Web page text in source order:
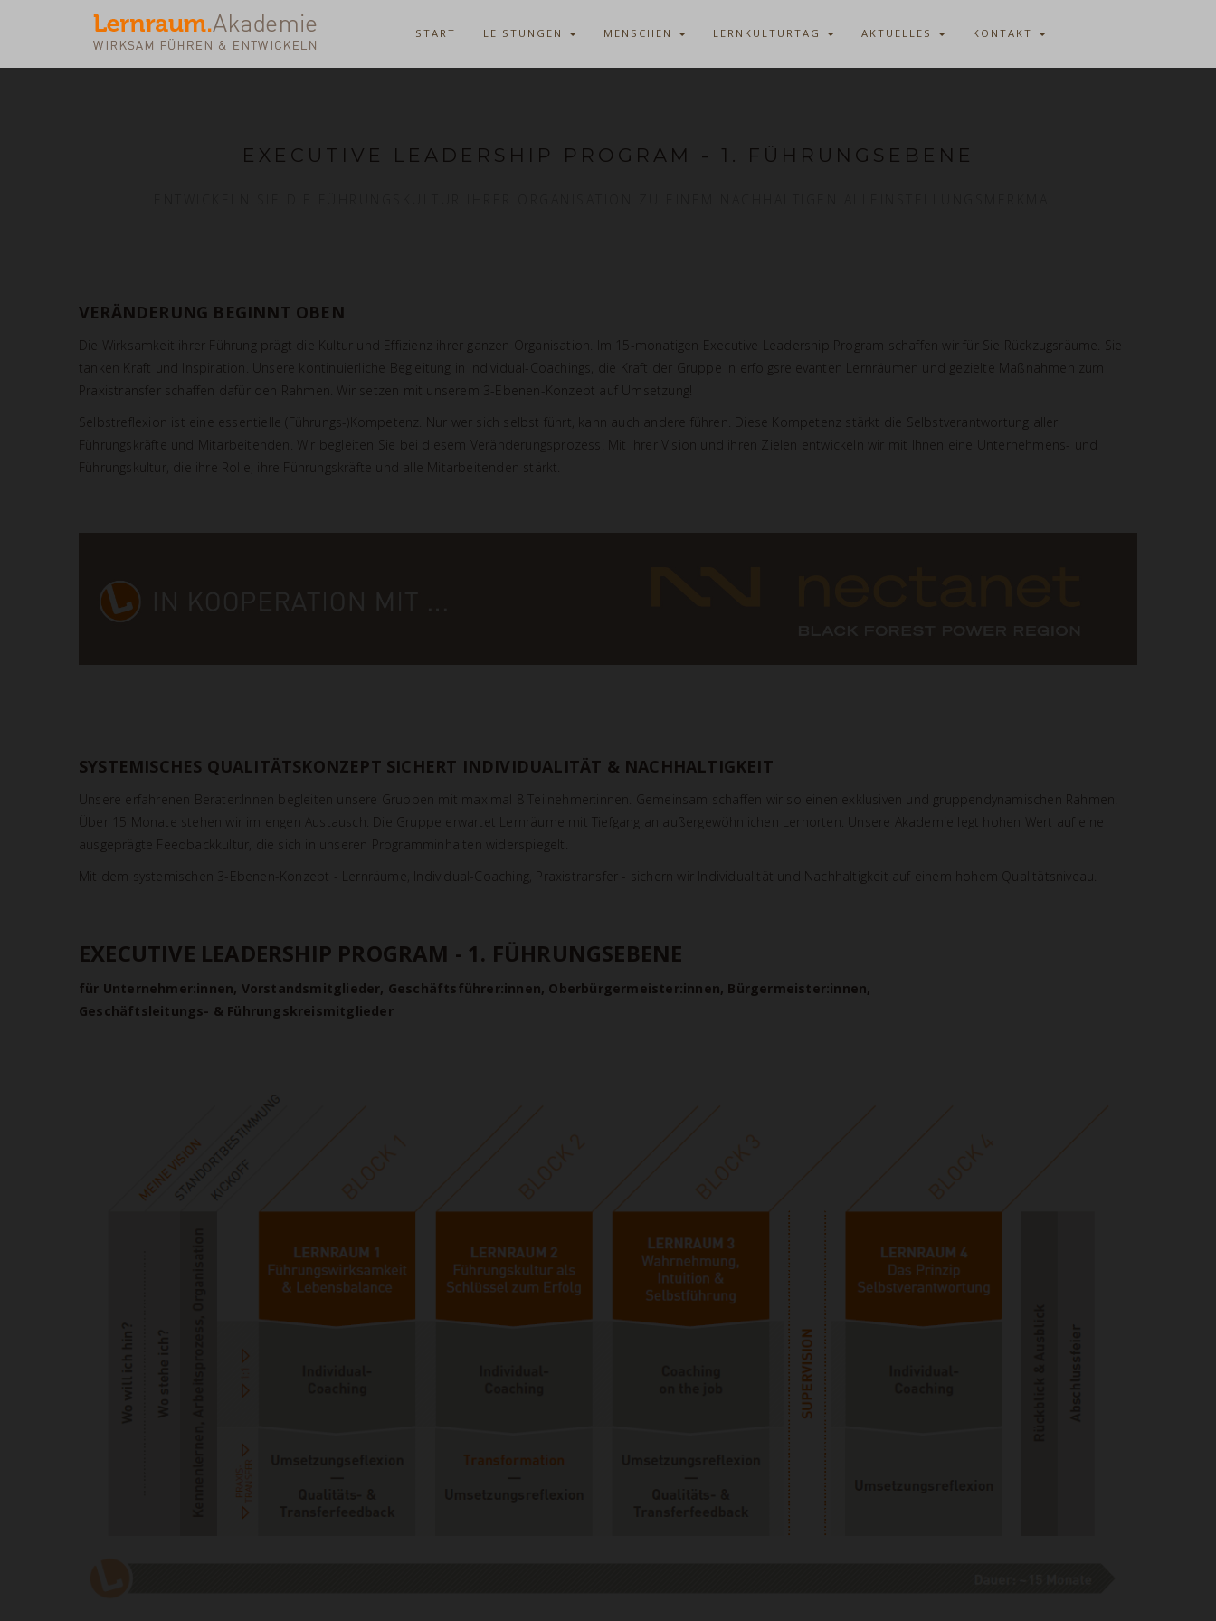
START LEISTUNGEN MENSCHEN LERNKULTURTAG AKTUELLES KONTAKT
EXECUTIVE LEADERSHIP PROGRAM - 1. FÜHRUNGSEBENE
VERÄNDERUNG BEGINNT OBEN
Die Wirksamkeit ihrer Führung prägt die Kultur und Effizienz ihrer ganzen Organisation. Im 15-monatigen Executive Leadership Program schaffen wir für Sie Rückzugsräume. Sie
tanken Kraft und Inspiration. Unsere kontinuierliche Begleitung in Individual-Coachings, die Kraft der Gruppe in erfolgsrelevanten Lernräumen und gezielte Maßnahmen zum
Praxistransfer schaffen dafür den Rahmen. Wir setzen mit unserem 3-Ebenen-Konzept auf Umsetzung!
Selbstreflexion ist eine essentielle (Führungs-)Kompetenz. Nur wer sich selbst führt, kann auch andere führen. Diese Kompetenz stärkt die Selbstverantwortung aller
Führungskräfte und Mitarbeitenden. Wir begleiten Sie bei diesem Veränderungsprozess. Mit ihrer Vision und ihren Zielen entwickeln wir mit Ihnen eine Unternehmens- und
Führungskultur, die ihre Rolle, ihre Führungskräfte und alle Mitarbeitenden stärkt.
SYSTEMISCHES QUALITÄTSKONZEPT SICHERT INDIVIDUALITÄT & NACHHALTIGKEIT
Unsere erfahrenen Berater:Innen begleiten unsere Gruppen mit maximal 8 Teilnehmer:innen. Gemeinsam schaffen wir so einen exklusiven und gruppendynamischen Rahmen.
Über 15 Monate stehen wir im engen Austausch: Die Gruppe erwartet Lernräume mit Tiefgang an außergewöhnlichen Lernorten. Unsere Akademie legt hohen Wert auf eine
ausgeprägte Feedbackkultur, die sich in unseren Programminhalten widerspiegelt.
Mit dem systemischen 3-Ebenen-Konzept - Lernräume, Individual-Coaching, Praxistransfer - sichern wir Individualität und Nachhaltigkeit auf einem hohem Qualitätsniveau.
EXECUTIVE LEADERSHIP PROGRAM - 1. FÜHRUNGSEBENE
für Unternehmer:innen, Vorstandsmitglieder, Geschäftsführer:innen, Oberbürgermeister:innen, Bürgermeister:innen,
Geschäftsleitungs- & Führungskreismitglieder